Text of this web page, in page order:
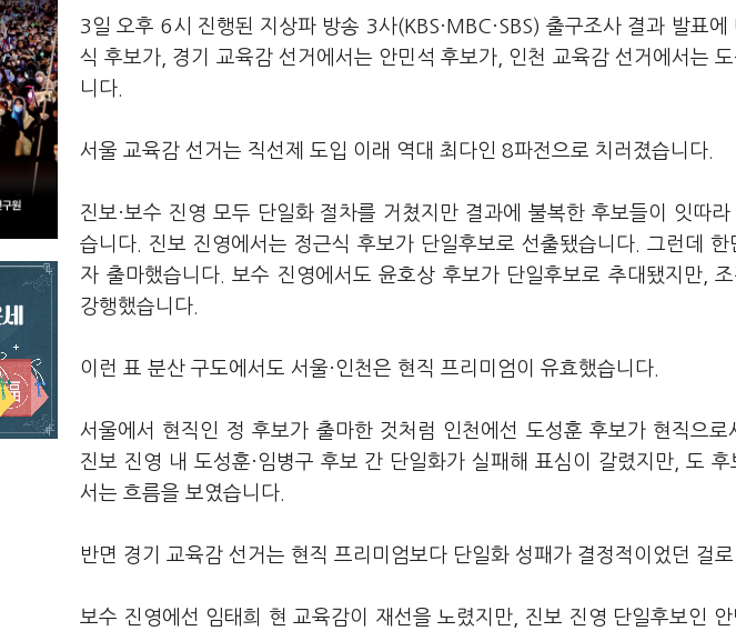
3일 오후 6시 진행된 지상파 방송 3사(KBS·MBC·SBS) 출구조사 결과 발표
식 후보가, 경기 교육감 선거에서는 안민석 후보가, 인천 교육감 선거에서는
니다.
서울 교육감 선거는 직선제 도입 이래 역대 최다인 8파전으로 치러졌습니다.
진보·보수 진영 모두 단일화 절차를 거쳤지만 결과에 불복한 후보들이 잇따
습니다. 진보 진영에서는 정근식 후보가 단일후보로 선출됐습니다. 그런데
자 출마했습니다. 보수 진영에서도 윤호상 후보가 단일후보로 추대됐지만,
강행했습니다.
이런 표 분산 구도에서도 서울·인천은 현직 프리미엄이 유효했습니다.
서울에서 현직인 정 후보가 출마한 것처럼 인천에선 도성훈 후보가 현직으
진보 진영 내 도성훈·임병구 후보 간 단일화가 실패해 표심이 갈렸지만, 도
서는 흐름을 보였습니다.
반면 경기 교육감 선거는 현직 프리미엄보다 단일화 성패가 결정적이었던 걸로
보수 진영에선 임태희 현 교육감이 재선을 노렸지만, 진보 진영 단일후보인